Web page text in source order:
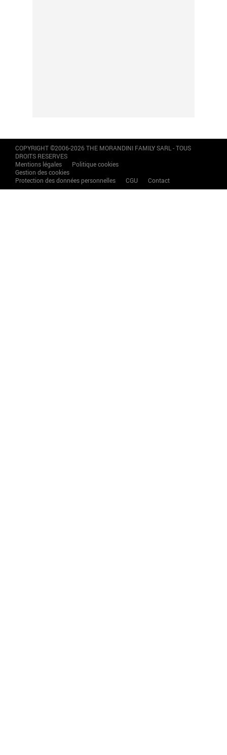
COPYRIGHT ©2006-2026 THE MORANDINI FAMILY SARL - TOUS
DROITS RESERVES
Mentions légales
Politique cookies
Gestion des cookies
Protection des données personnelles
CGU Contact